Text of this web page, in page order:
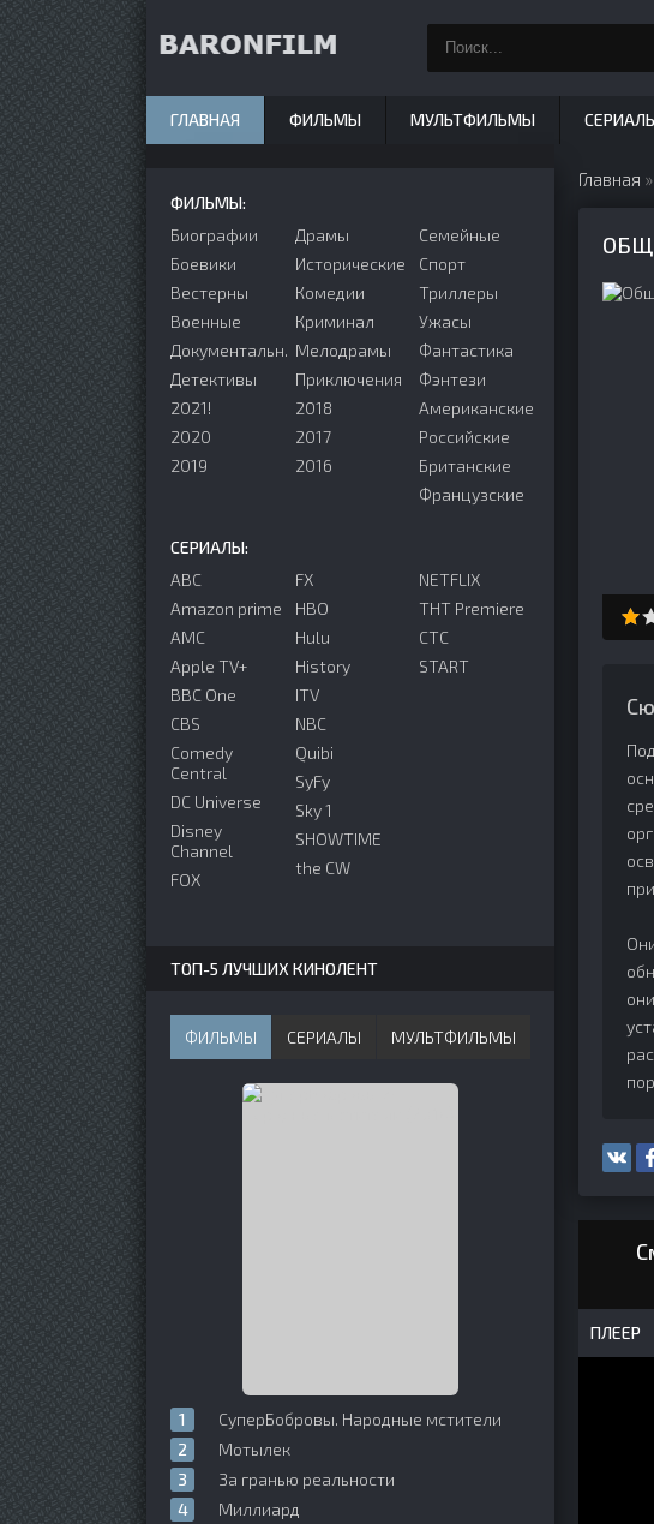
Главная »
ПЛЕЕР
ФИЛЬМЫ:
Биографии
Боевики
Вестерны
Военные
Документальн.
Детективы
2021!
2020
2019
Драмы
Исторические
Комедии
Криминал
Мелодрамы
Приключения
2018
2017
2016
Семейные
Спорт
Триллеры
Ужасы
Фантастика
Фэнтези
Американские
Российские
Британские
Французские
СЕРИАЛЫ:
ABC
Amazon prime
AMC
Apple TV+
BBC One
CBS
Comedy
Central
DC Universe
Disney
Channel
FOX
FX
HBO
Hulu
History
ITV
NBC
Quibi
SyFy
Sky 1
SHOWTIME
the CW
NETFLIX
ТНТ Premiere
СТС
START
ТОП-5 ЛУЧШИХ КИНОЛЕНТ
ФИЛЬМЫ СЕРИАЛЫ МУЛЬТФИЛЬМЫ
СуперБобровы. Народные мстители
Мотылек
За гранью реальности
Миллиард
ГЛАВНАЯ ФИЛЬМЫ МУЛЬТФИЛЬМЫ